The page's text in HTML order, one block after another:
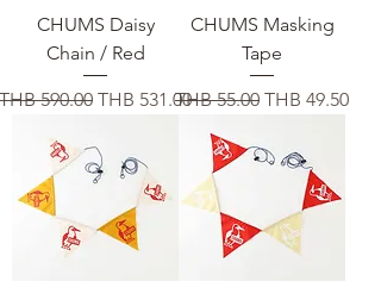
CHUMS Daisy
Chain / Red
常価格
THB 590.00 セール価格
THB 531.00
CHUMS Masking
Tape
通常価格
THB 55.00 セール価格
THB 49.50